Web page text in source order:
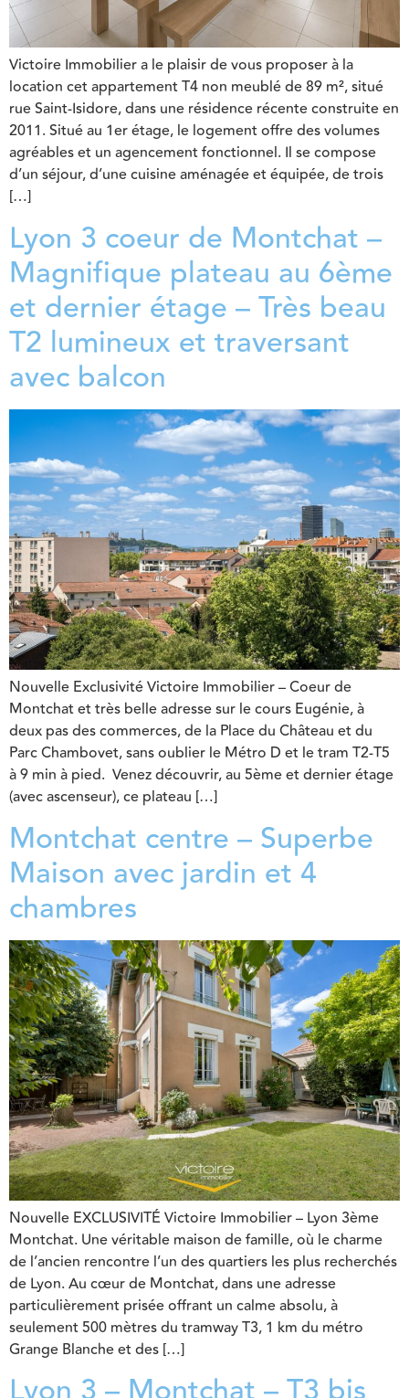
Victoire Immobilier a le plaisir de vous proposer à la
location cet appartement T4 non meublé de 89 m², situé
rue Saint-Isidore, dans une résidence récente construite en
2011. Situé au 1er étage, le logement offre des volumes
agréables et un agencement fonctionnel. Il se compose
d’un séjour, d’une cuisine aménagée et équipée, de trois
[…]
Lyon 3 coeur de Montchat –
Magnifique plateau au 6ème
et dernier étage – Très beau
T2 lumineux et traversant
avec balcon
Nouvelle Exclusivité Victoire Immobilier – Coeur de
Montchat et très belle adresse sur le cours Eugénie, à
deux pas des commerces, de la Place du Château et du
Parc Chambovet, sans oublier le Métro D et le tram T2-T5
à 9 min à pied. Venez découvrir, au 5ème et dernier étage
(avec ascenseur), ce plateau […]
Montchat centre – Superbe
Maison avec jardin et 4
chambres
Nouvelle EXCLUSIVITÉ Victoire Immobilier – Lyon 3ème
Montchat. Une véritable maison de famille, où le charme
de l’ancien rencontre l’un des quartiers les plus recherchés
de Lyon. Au cœur de Montchat, dans une adresse
particulièrement prisée offrant un calme absolu, à
seulement 500 mètres du tramway T3, 1 km du métro
Grange Blanche et des […]